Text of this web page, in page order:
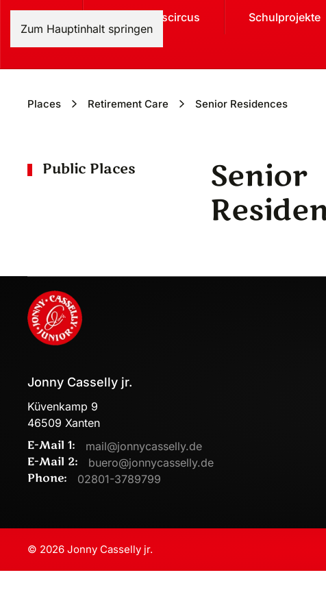
Zum Hauptinhalt springen
Weihnachtscircus Schulprojekte
Places Retirement Care Senior Residences
Senior
Public Places
Jonny Casselly jr.
Küvenkamp 9
46509 Xanten
E-Mail 1: mail@jonnycasselly.de
E-Mail 2: buero@jonnycasselly.de
Phone: 02801-3789799
© 2026 Jonny Casselly jr.